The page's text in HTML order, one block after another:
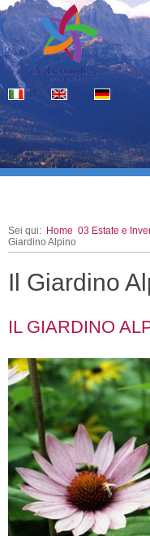
Sei qui: Home 03 Estate e
Giardino Alpino
Il Giardino
IL GIARDINO